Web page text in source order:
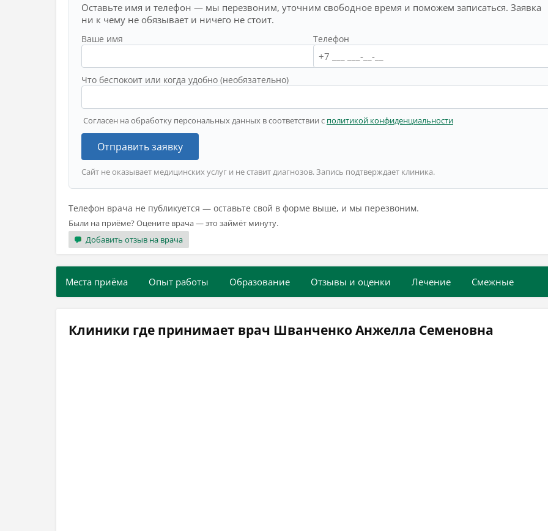
Оставьте имя и телефон — мы перезвоним, уточним свободное время и поможем записаться. Заявка
ни к чему не обязывает и ничего не стоит.
Ваше имя Телефон
Что беспокоит или когда удобно (необязательно)
Согласен на обработку персональных данных в соответствии с политикой конфиденциальности
Отправить заявку
Сайт не оказывает медицинских услуг и не ставит диагнозов. Запись подтверждает клиника.
Телефон врача не публикуется — оставьте свой в форме выше, и мы перезвоним.
Были на приёме? Оцените врача — это займёт минуту.
Добавить отзыв на врача
Места приёма Опыт работы Образование Отзывы и оценки Лечение Смежные
Клиники где принимает врач Шванченко Анжелла Семеновна